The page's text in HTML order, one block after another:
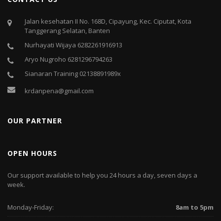
Jalan kesehatan II No. 168D, Cipayung, Kec. Ciputat, Kota
Tanggerang Selatan, Banten
Nurhayati Wijaya 6282261916913
Aryo Nugroho 6281296794263
Sianaran Training 02138891989x
krdanpena@gmail.com
OUR PARTNER
OPEN HOURS
Our support available to help you 24 hours a day, seven days a
week.
Monday-Friday:
8am to 5pm